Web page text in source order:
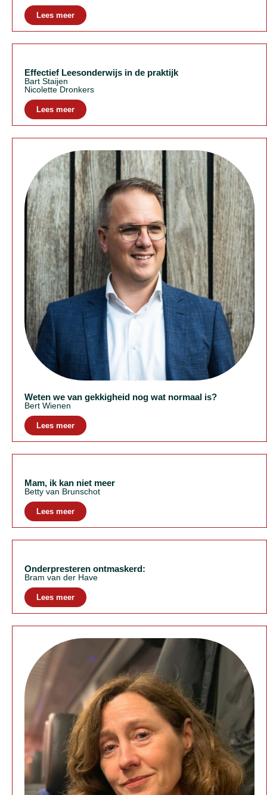
Lees meer
Effectief Leesonderwijs in de praktijk
Bart Staijen
Nicolette Dronkers
Lees meer
Weten we van gekkigheid nog wat normaal is?
Bert Wienen
Lees meer
Mam, ik kan niet meer
Betty van Brunschot
Lees meer
Onderpresteren ontmaskerd:
Bram van der Have
Lees meer